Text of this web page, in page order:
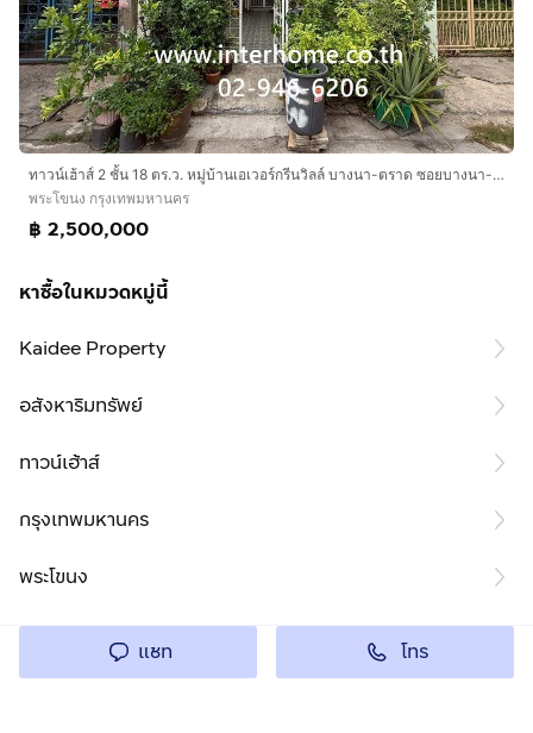
ทาวน์เฮ้าส์ 2 ชั้น 18 ตร.ว. หมู่บ้านเอเวอร์กรีนวิลล์ บางนา-ตราด ซอยบางนา-ตราด56 ถนนบางนา-ตราด ถนนสุขุมวิท เขตพระโขนง กรุงเทพมหานคร
พระโขนง กรุงเทพมหานคร
฿ 2,500,000
หาซื้อในหมวดหมู่นี้
Kaidee Property
อสังหาริมทรัพย์
ทาวน์เฮ้าส์
กรุงเทพมหานคร
พระโขนง
แชท โทร